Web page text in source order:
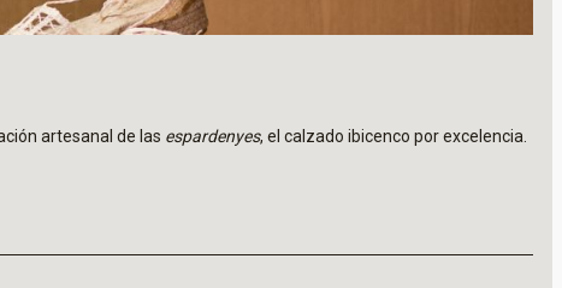
artesanal de las espardenyes, el calzado ibicenco por excelencia.